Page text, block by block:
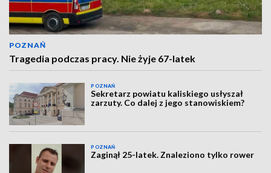
POZNAŃ
Tragedia podczas pracy. Nie żyje 67-latek
POZNAŃ
Sekretarz powiatu kaliskiego usłyszał
zarzuty. Co dalej z jego stanowiskiem?
POZNAŃ
Zaginął 25-latek. Znaleziono tylko rower